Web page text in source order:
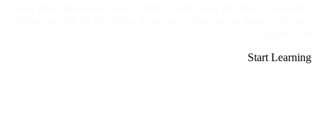
Start Learning